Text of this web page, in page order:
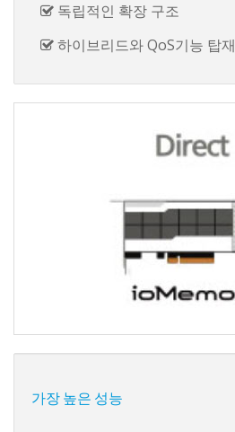
독립적인 확장 구조
하이브리드와 QoS기능 탑재
가장 높은 성능